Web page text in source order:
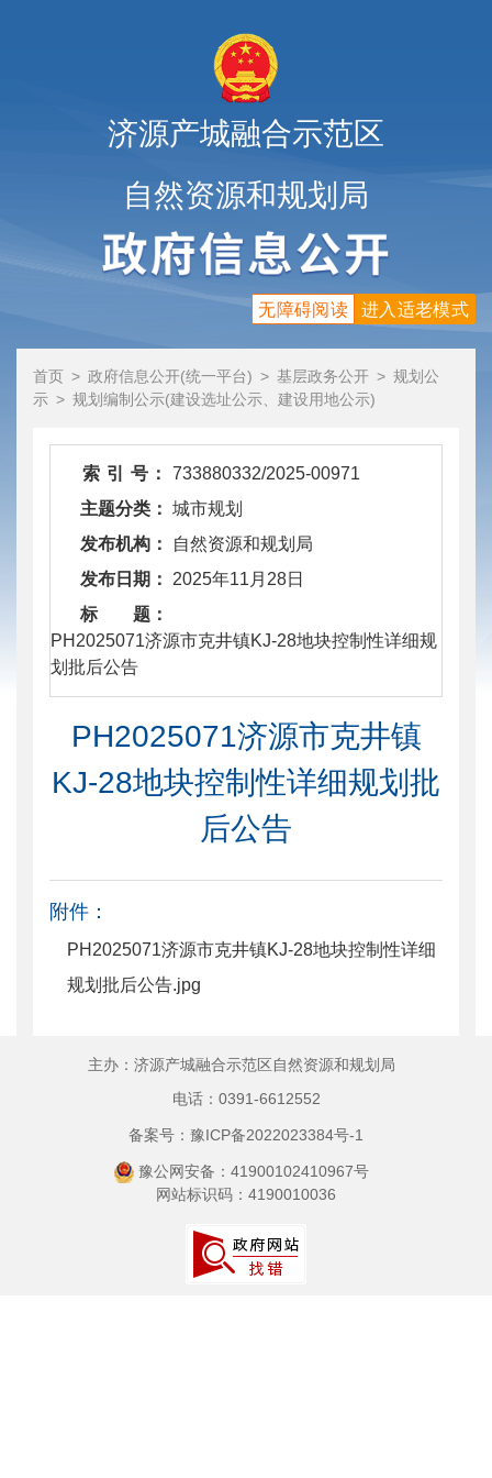
济源产城融合示范区
自然资源和规划局
进入适老模式
无障碍阅读
首页 > 政府信息公开(统一平台) > 基层政务公开 > 规划公
示 > 规划编制公示(建设选址公示、建设用地公示)
索 引 号：
733880332/2025-00971
主题分类： 城市规划
发布机构：
自然资源和规划局
发布日期：
2025年11月28日
标 题：
​ PH2025071济源市克井镇KJ-28地块控制性详细规
划批后公告
PH2025071济源市克井镇
KJ-28地块控制性详细规划批
后公告
附件：
PH2025071济源市克井镇KJ-28地块控制性详细
规划批后公告.jpg
主办：济源产城融合示范区自然资源和规划局
电话：0391-6612552
备案号：豫ICP备2022023384号-1
豫公网安备：41900102410967号
网站标识码：4190010036